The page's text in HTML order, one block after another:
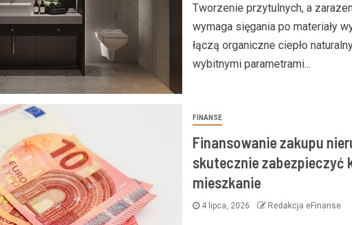
Tworzenie przytulnych, a
wymaga sięgania po materiały
łączą organiczne ciepło
wybitnymi parametrami...
FINANSE
Finansowanie zakupu
skutecznie zabezpieczyć
mieszkanie
4 lipca, 2026 Redakcja eFinanse